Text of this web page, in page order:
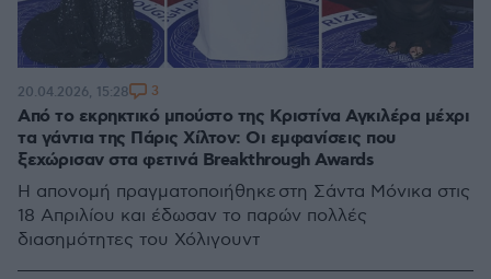
Από το εκρηκτικό μπούστο της Κριστίνα Αγκιλέρα μέχρι
τα γάντια της Πάρις Χίλτον: Οι εμφανίσεις που
ξεχώρισαν στα φετινά Breakthrough Awards
Η απονομή πραγματοποιήθηκε στη Σάντα Μόνικα στις
18 Απριλίου και έδωσαν το παρών πολλές
διασημότητες του Χόλιγουντ
20.04.2026, 15:28 3